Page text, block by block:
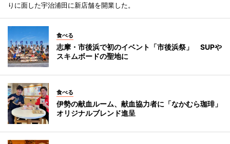
りに面した宇治浦田に新店舗を開業した。
食べる
志摩・市後浜で初のイベント「市後浜祭」 SUPや
スキムボードの聖地に
食べる
伊勢の献血ルーム、献血協力者に「なかむら珈琲」
オリジナルブレンド進呈